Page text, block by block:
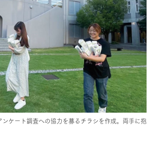
ケート調査への協力を募るチラシを作成。両手に抱